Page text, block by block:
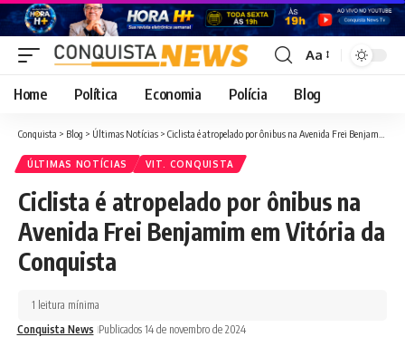
Font
Resizer
Aa
Home Política Economia Polícia Blog
Conquista > Blog > Últimas Notícias > Ciclista é atropelado por ônibus na Avenida Frei Benjamim em Vitória da Conquista
ÚLTIMAS NOTÍCIAS VIT. CONQUISTA
Ciclista é atropelado por ônibus na
Avenida Frei Benjamim em Vitória da
Conquista
Conquista News Publicados 14 de novembro de 2024
1 leitura mínima